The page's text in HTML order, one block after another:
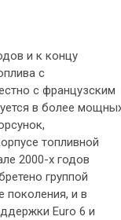
и к концу
с
с французским
в более
топливной
2000-х годов
группой
поколения, и в
Euro 6 и